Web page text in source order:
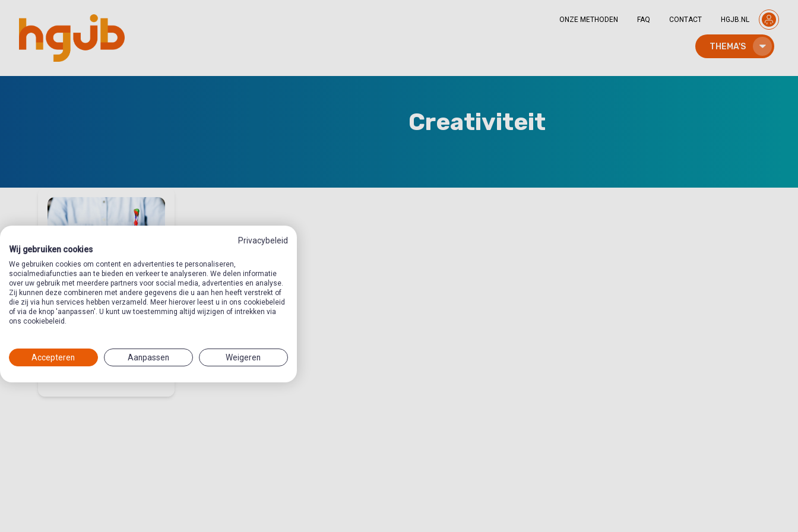
ONZE METHODEN FAQ CONTACT HGJB.NL
THEMA'S
Creativiteit
Maak het!
Thema in Tienerwerkmethode
Privacybeleid
Wij gebruiken cookies
We gebruiken cookies om content en advertenties te personaliseren,
socialmediafuncties aan te bieden en verkeer te analyseren. We delen informatie
over uw gebruik met meerdere partners voor social media, advertenties en analyse.
Zij kunnen deze combineren met andere gegevens die u aan hen heeft verstrekt of
die zij via hun services hebben verzameld. Meer hierover leest u in ons cookiebeleid
of via de knop 'aanpassen'. U kunt uw toestemming altijd wijzigen of intrekken via
ons cookiebeleid.
Accepteren Aanpassen Weigeren